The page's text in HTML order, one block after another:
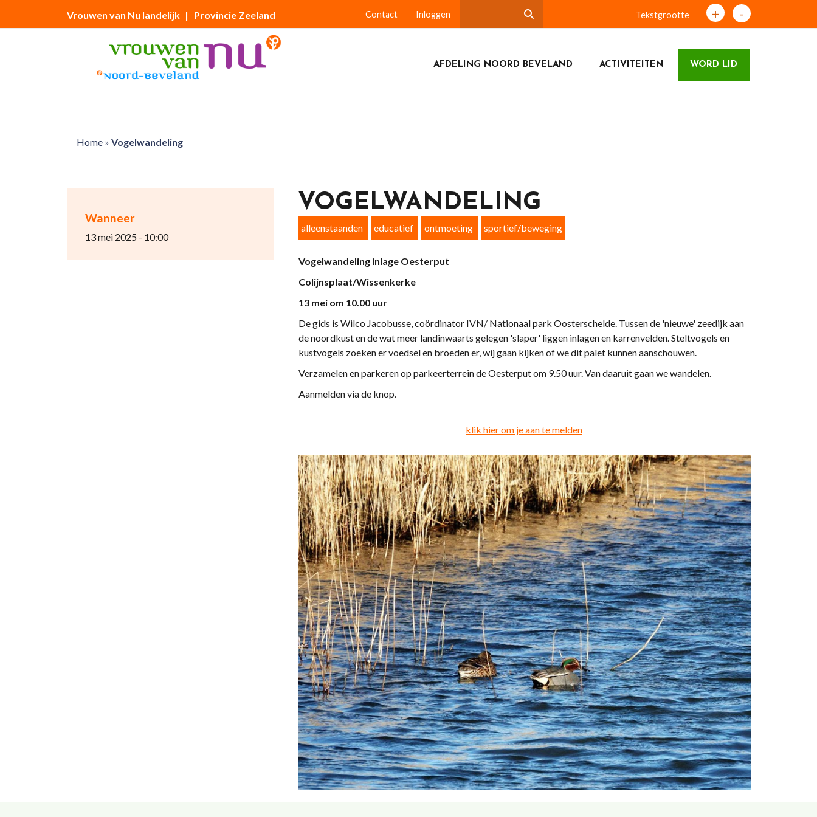
Vrouwen van Nu landelijk | Provincie Zeeland Contact Inloggen Tekstgrootte + -
AFDELING NOORD BEVELAND ACTIVITEITEN WORD LID
Home» Vogelwandeling
Wanneer
13 mei 2025 - 10:00
VOGELWANDELING
alleenstaanden educatief ontmoeting sportief/beweging
Vogelwandeling inlage Oesterput
Colijnsplaat/Wissenkerke
13 mei om 10.00 uur
De gids is Wilco Jacobusse, coördinator IVN/ Nationaal park Oosterschelde. Tussen de 'nieuwe' zeedijk aan
de noordkust en de wat meer landinwaarts gelegen 'slaper' liggen inlagen en karrenvelden. Steltvogels en
kustvogels zoeken er voedsel en broeden er, wij gaan kijken of we dit palet kunnen aanschouwen.
Verzamelen en parkeren op parkeerterrein de Oesterput om 9.50 uur. Van daaruit gaan we wandelen.
Aanmelden via de knop.
klik hier om je aan te melden